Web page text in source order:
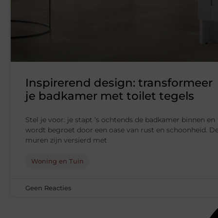
Inspirerend design: transformeer
je badkamer met toilet tegels
Stel je voor: je stapt ’s ochtends de badkamer binnen en
wordt begroet door een oase van rust en schoonheid.
muren zijn versierd met
Woning en Tuin
Geen Reacties